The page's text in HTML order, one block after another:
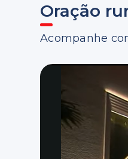
Oração
Acompanhe